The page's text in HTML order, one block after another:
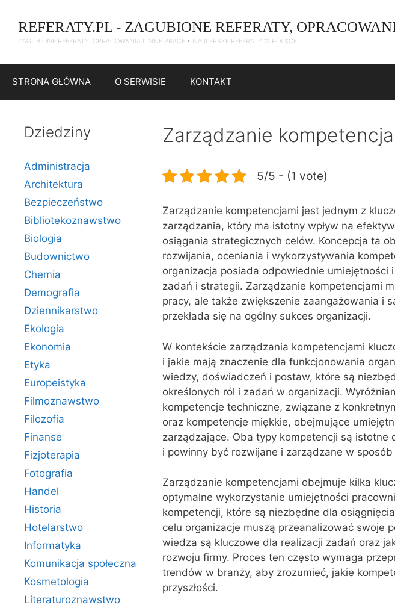
treści
REFERATY.PL - ZAGUBIONE REFERATY,
ZAGUBIONE REFERATY, OPRACOWANIA I INNE PRACE • NAJLEPSZE REFERATY W POLSCE
STRONA GŁÓWNA O SERWISIE KONTAKT
Zarządzanie
5/5 - (1 vote)
Zarządzanie kompetencjami jest jednym z
zarządzania, który ma istotny wpływ na
osiągania strategicznych celów. Koncepcja ta
rozwijania, oceniania i wykorzystywania
organizacja posiada odpowiednie
zadań i strategii. Zarządzanie kompetencjami
pracy, ale także zwiększenie zaangażowania i
przekłada się na ogólny sukces organizacji.
W kontekście zarządzania kompetencjami
i jakie mają znaczenie dla funkcjonowania
wiedzy, doświadczeń i postaw, które są
określonych ról i zadań w organizacji.
kompetencje techniczne, związane z
oraz kompetencje miękkie, obejmujące
zarządzające. Oba typy kompetencji są
i powinny być rozwijane i zarządzane w
Zarządzanie kompetencjami obejmuje kilka
optymalne wykorzystanie umiejętności
kompetencji, które są niezbędne dla
celu organizacje muszą przeanalizować swoje
wiedza są kluczowe dla realizacji zadań oraz
rozwoju firmy. Proces ten często wymaga
trendów w branży, aby zrozumieć, jakie
przyszłości.
Dziedziny
Administracja
Architektura
Bezpieczeństwo
Bibliotekoznawstwo
Biologia
Budownictwo
Chemia
Demografia
Dziennikarstwo
Ekologia
Ekonomia
Etyka
Europeistyka
Filmoznawstwo
Filozofia
Finanse
Fizjoterapia
Fotografia
Handel
Historia
Hotelarstwo
Informatyka
Komunikacja społeczna
Kosmetologia
Literaturoznawstwo